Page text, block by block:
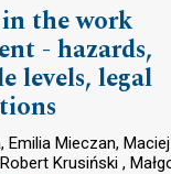
the work
- hazards,
levels, legal
Emilia Mieczan,
Krusiński ,